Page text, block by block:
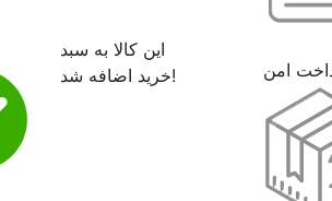
این کالا به سبد
خرید اضافه شد!
امن